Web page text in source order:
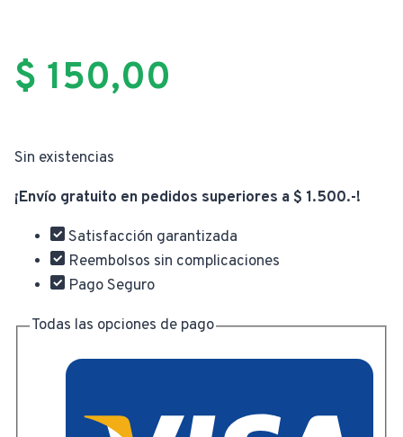
$ 150,00
Sin existencias
¡Envío gratuito en pedidos superiores a $ 1.500.-!
Satisfacción garantizada
Reembolsos sin complicaciones
Pago Seguro
Todas las opciones de pago